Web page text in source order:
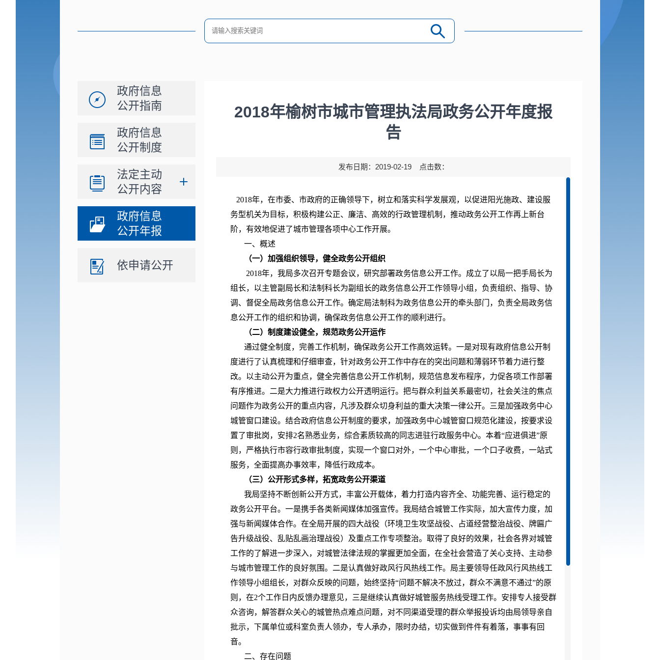
政府信息
公开指南
政府信息
公开制度
法定主动
公开内容
政府信息
公开年报
依申请公开
2018年榆树市城市管理执法局政务公开年度报
告
发布日期：2019-02-19 点击数：
2018年，在市委、市政府的正确领导下，树立和落实科学发展观，以促进阳光施政、建设服
务型机关为目标，积极构建公正、廉洁、高效的行政管理机制，推动政务公开工作再上新台
阶，有效地促进了城市管理各项中心工作开展。
一、概述
（一）加强组织领导，健全政务公开组织
2018年，我局多次召开专题会议，研究部署政务信息公开工作。成立了以局一把手局长为
组长，以主管副局长和法制科长为副组长的政务信息公开工作领导小组，负责组织、指导、协
调、督促全局政务信息公开工作。确定局法制科为政务信息公开的牵头部门，负责全局政务信
息公开工作的组织和协调，确保政务信息公开工作的顺利进行。
（二）制度建设健全，规范政务公开运作
通过健全制度，完善工作机制，确保政务公开工作高效运转。一是对现有政府信息公开制
度进行了认真梳理和仔细审查，针对政务公开工作中存在的突出问题和薄弱环节着力进行整
改。以主动公开为重点，健全完善信息公开工作机制，规范信息发布程序，力促各项工作部署
有序推进。二是大力推进行政权力公开透明运行。把与群众利益关系最密切，社会关注的焦点
问题作为政务公开的重点内容，凡涉及群众切身利益的重大决策一律公开。三是加强政务中心
城管窗口建设。结合政府信息公开制度的要求，加强政务中心城管窗口规范化建设，按要求设
置了审批岗，安排2名熟悉业务，综合素质较高的同志进驻行政服务中心。本着“应进俱进”原
则，严格执行市容行政审批制度，实现一个窗口对外，一个中心审批，一个口子收费，一站式
服务，全面提高办事效率，降低行政成本。
（三）公开形式多样，拓宽政务公开渠道
我局坚持不断创新公开方式，丰富公开载体，着力打造内容齐全、功能完善、运行稳定的
政务公开平台。一是携手各类新闻媒体加强宣传。我局结合城管工作实际，加大宣传力度，加
强与新闻媒体合作。在全局开展的四大战役（环境卫生攻坚战役、占道经营整治战役、牌匾广
告升级战役、乱贴乱画治理战役）及重点工作专项整治。取得了良好的效果，社会各界对城管
工作的了解进一步深入，对城管法律法规的掌握更加全面，在全社会营造了关心支持、主动参
与城市管理工作的良好氛围。二是认真做好政风行风热线工作。局主要领导任政风行风热线工
作领导小组组长，对群众反映的问题，始终坚持“问题不解决不放过，群众不满意不通过”的原
则，在2个工作日内反馈办理意见，三是继续认真做好城管服务热线受理工作。安排专人接受群
众咨询，解答群众关心的城管热点难点问题，对不同渠道受理的群众举报投诉均由局领导亲自
批示，下属单位或科室负责人领办，专人承办，限时办结，切实做到件件有着落，事事有回
音。
二、存在问题